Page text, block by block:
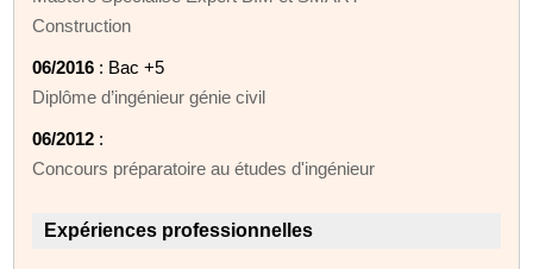
Construction
06/2016 : Bac +5
Diplôme d’ingénieur génie civil
06/2012 :
Concours préparatoire au études d'ingénieur
Expériences professionnelles